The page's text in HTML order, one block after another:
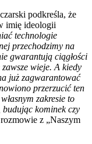
podkreśla, że
imię ideologii
technologie
przechodzimy na
gwarantują ciągłości
wieje. A kiedy
już zagwarantować
przerzucić ten
zakresie to
budując kominek czy
z „Naszym